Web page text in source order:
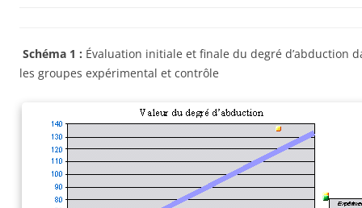
Schéma 1 : Évaluation initiale et finale du degré d’abduction
les groupes expérimental et contrôle